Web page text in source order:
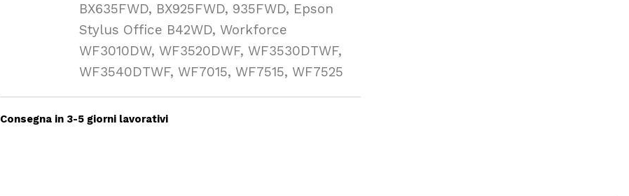
BX635FWD, BX925FWD, 935FWD, Epson
Stylus Office B42WD, Workforce
WF3010DW, WF3520DWF, WF3530DTWF,
WF3540DTWF, WF7015, WF7515, WF7525
Consegna in 3-5 giorni lavorativi